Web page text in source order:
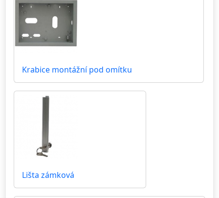
Krabice montážní pod omítku
Lišta zámková